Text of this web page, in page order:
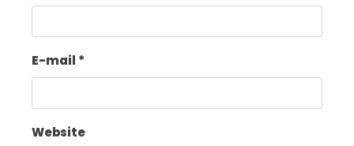
E-mail *
Website